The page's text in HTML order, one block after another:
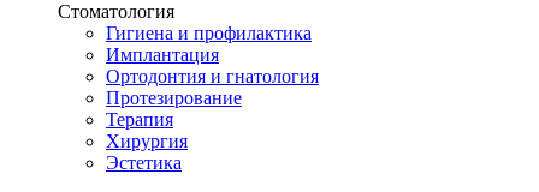
Стоматология
Гигиена и профилактика
Имплантация
Ортодонтия и гнатология
Протезирование
Терапия
Хирургия
Эстетика